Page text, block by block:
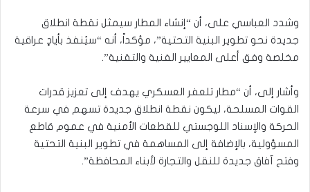
وشدد العباسي على، أن “إنشاء المطار سيمثل نقطة انطلاق
جديدة نحو تطوير البنية التحتية”، مؤكداً، أنه “سيُنفذ بأيادٍ عراقية
مخلصة وفق أعلى المعايير الفنية والتقنية”.
وأشار إلى، أن “مطار تلعفر العسكري يهدف إلى تعزيز قدرات
القوات المسلحة، ليكون نقطة انطلاق جديدة تسهم في سرعة
الحركة والإسناد اللوجستي للقطعات الأمنية في عموم قاطع
المسؤولية، بالإضافة إلى المساهمة في تطوير البنية التحتية
وفتح آفاق جديدة للنقل والتجارة لأبناء المحافظة”.